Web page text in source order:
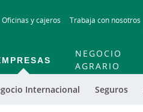
Oficinas y cajeros Trabaja con nosotros
Internacional Seguros
NEGOCIO
AGRARIO